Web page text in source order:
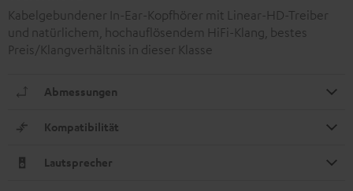
Kabelgebundener In-Ear-Kopfhörer mit Linear-HD-Treiber
und natürlichem, hochauflösendem HiFi-Klang, bestes
Preis/Klangverhältnis in dieser Klasse
Abmessungen
Kompatibilität
Lautsprecher